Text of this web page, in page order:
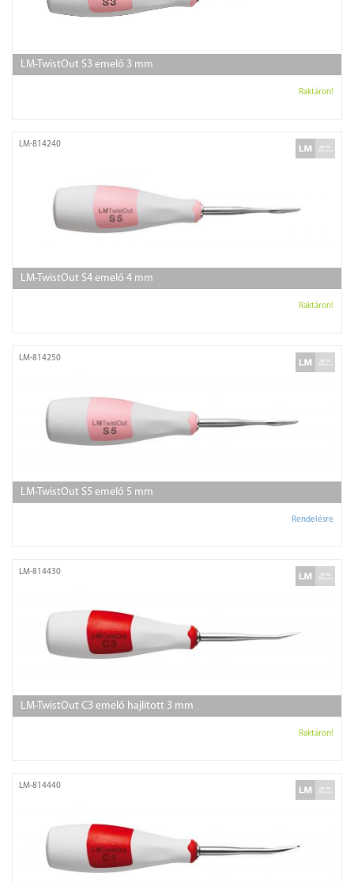
LM-TwistOut S3 emelő 3 mm
Raktáron!
LM-814240
LM-TwistOut S4 emelő 4 mm
Raktáron!
LM-814250
LM-TwistOut S5 emelő 5 mm
Rendelésre
LM-814430
LM-TwistOut C3 emelő hajlított 3 mm
Raktáron!
LM-814440